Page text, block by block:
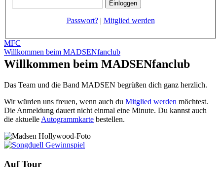
Passwort?| Mitglied werden
MFC
Willkommen beim MADSENfanclub
Willkommen beim MADSENfanclub
Das Team und die Band MADSEN begrüßen dich ganz herzlich.
Wir würden uns freuen, wenn auch du Mitglied werden möchtest.
Die Anmeldung dauert nicht einmal eine Minute. Du kannst auch
die aktuelle Autogrammkarte bestellen.
Auf Tour